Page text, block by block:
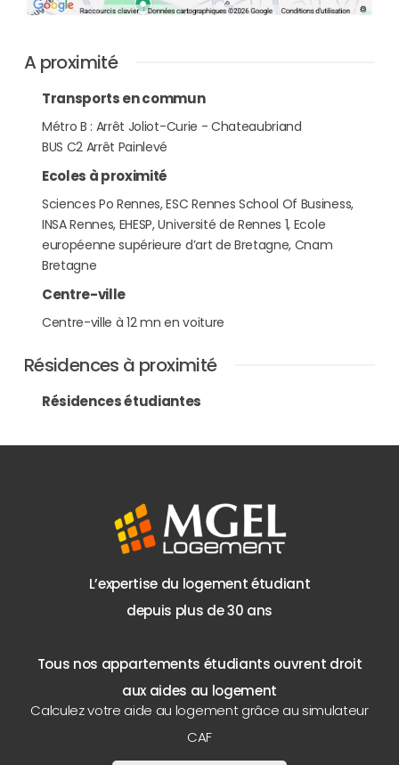
A proximité
Transports en commun
Métro B : Arrêt Joliot-Curie - Chateaubriand
BUS C2 Arrêt Painlevé
Ecoles à proximité
Sciences Po Rennes, ESC Rennes School Of Business,
INSA Rennes, EHESP, Université de Rennes 1, Ecole
européenne supérieure d’art de Bretagne, Cnam
Bretagne
Centre-ville
Centre-ville à 12 mn en voiture
Résidences à proximité
Résidences étudiantes
L’expertise du logement étudiant
depuis plus de 30 ans
Tous nos appartements étudiants ouvrent droit
aux aides au logement
Calculez votre aide au logement grâce au simulateur
CAF